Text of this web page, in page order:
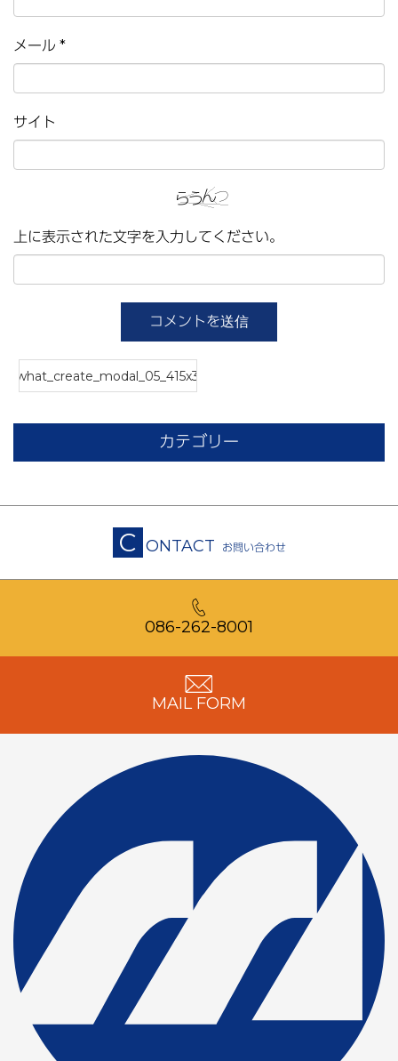
メール *
サイト
上に表示された文字を入力してください。
what_create_modal_05_415x307
カテゴリー
C ONTACT お問い合わせ
086-262-8001
MAIL FORM